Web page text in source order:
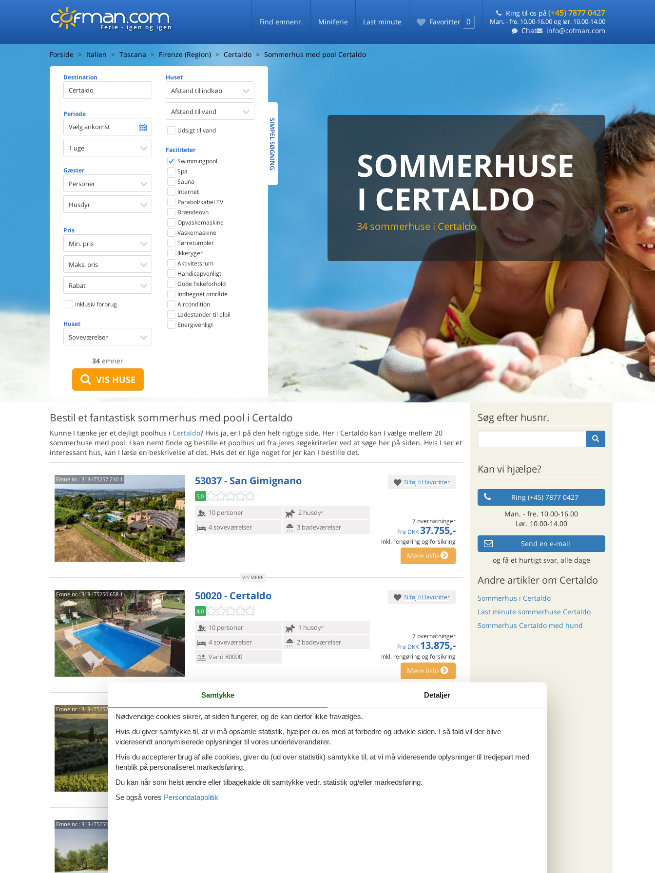
Ferie - igen og igen
Find emnenr. Miniferie Last minute Favoritter 0
Ring til os på (+45) 7877 0427
Man. - fre. 10.00-16.00 og lør. 10.00-14.00
Chat info@cofman.com
Forside Italien Toscana Firenze (Region) Certaldo Sommerhus med pool Certaldo
Destination
Periode
Vælg ankomst
1 uge
Gæster
Personer
Husdyr
Pris
Min. pris
Maks. pris
Rabat
Inklusiv forbrug
Huset
Soveværelser
34 emner
VIS HUSE
Huset
Afstand til indkøb
Afstand til vand
Udsigt til vand
Faciliteter
Swimmingpool
Spa
Sauna
Internet
Parabol/kabel TV
Brændeovn
Opvaskemaskine
Vaskemaskine
Tørretumbler
Ikkeryger
Aktivitetsrum
Handicapvenligt
Gode fiskeforhold
Indhegnet område
Aircondition
Ladestander til elbil
Energivenligt
SIMPEL SØGNING
SOMMERHUSE
I CERTALDO
34 sommerhuse i Certaldo
SOMMERHUS
MED
PRISGARANTI
Du får altid dit sommerhus til markedets laveste
HELE DANMARKS
SOMMERHUSUDLEJNING
De fleste danske sommerhuse samlet på ét sted
Bestil et fantastisk sommerhus med pool i Certaldo
Kunne I tænke jer et dejligt poolhus i Certaldo? Hvis ja, er I på den helt rigtige side. Her i Certaldo kan I vælge mellem 20
sommerhuse med pool. I kan nemt finde og bestille et poolhus ud fra jeres søgekriterier ved at søge her på siden. Hvis I ser et
interessant hus, kan I læse en beskrivelse af det. Hvis det er lige noget for jer kan I bestille det.
Emne nr.: 313-IT5257.210.1 53037 - San Gimignano
5,0
10 personer
2 husdyr
4 soveværelser
3 badeværelser
Tilføj til favoritter
7 overnatninger
Fra DKK 37.755,-
Inkl. rengøring og forsikring
Mere info
VIS MERE
Emne nr.:313-IT5250.658.1 50020 - Certaldo
4,0
10 personer
1 husdyr
4 soveværelser
2 badeværelser
Vand 80000
Tilføj til favoritter
7 overnatninger
Fra DKK 13.875,-
Inkl. rengøring og forsikring
Mere info
Emne nr.:313-IT5257.653.1 53037 - San Gimignano
10 personer
1 husdyr
5 soveværelser
3 badeværelser
Vand 70000
DKK18.150,-
Mere info
Emne nr.: 313-IT5250.22.1
Søg efter husnr.
Kan vi hjælpe?
Ring (+45) 7877 0427
Man. - fre. 10.00-16.00
Lør. 10.00-14.00
Send en e-mail
og få et hurtigt svar, alle dage
Andre artikler om Certaldo
Sommerhus i Certaldo
Last minute sommerhuse Certaldo
Sommerhus Certaldo med hund
Samtykke Detaljer
Nødvendige cookies sikrer, at siden fungerer, og de kan derfor ikke fravælges.
Hvis du giver samtykke til, at vi må opsamle statistik, hjælper du os med at forbedre og udvikle siden. I så fald vil der blive
videresendt anonymiserede oplysninger til vores underleverandører.
Hvis du accepterer brug af alle cookies, giver du (ud over statistik) samtykke til, at vi må videresende oplysninger til tredjepart med
henblik på personaliseret markedsføring.
Du kan når som helst ændre eller tilbagekalde dit samtykke vedr. statistik og/eller markedsføring.
Se også vores Persondatapolitik